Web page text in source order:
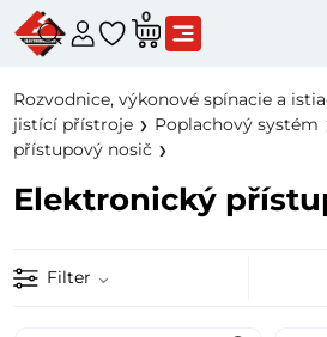
0
Rozvodnice, výkonové spínacie a
jistící přístroje
Poplachový systém
přístupový nosič
Elektronický
Filter